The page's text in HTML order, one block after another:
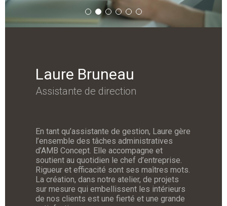
Laure Bruneau
Assistante de direction
En tant qu’assistante de gestion, Laure gère
l’ensemble des tâches administratives
d’AMB Concept. Elle accompagne et
soutient au quotidien le chef d’entreprise.
Rigueur et efficacité sont ses maîtres mots.
La création, dans notre atelier, de projets
sur mesure qui embellissent les intérieurs
de nos clients est une fierté et une grande